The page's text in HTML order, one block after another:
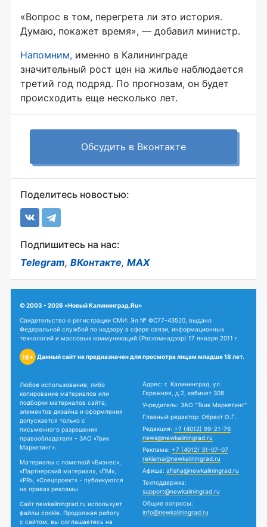
«Вопрос в том, перегрета ли это история.
Думаю, покажет время», — добавил министр.
Напомним, именно в Калининграде
значительный рост цен на жилье наблюдается
третий год подряд. По прогнозам, он будет
происходить еще несколько лет.
Обсудить в Вконтакте
Поделитесь новостью:
Подпишитесь на нас:
Telegram, ВКонтакте, MAX
© 2003 - 2026 «Новый Калининград.Ru»
Свидетельство о регистрации СМИ: Эл № ФС77-43520, выдано
Федеральной службой по надзору в сфере связи, информационных
технологий и массовых коммуникаций (Роскомнадзор) 17 января 2011 г.
18+ Данный сайт не предназначен для просмотра лицам младше 18 лет.
Любое использование, либо
копирование материалов или
подборки материалов сайта,
элементов дизайна и оформления
допускается только с
письменного разрешения
правообладателя - ЗАО «Твик
Маркетинг».
Материалы с пометкой «Бизнес»,
«Партнерский материал», «ПМ»,
«PR», «Спецпроект» - публикуются
на правах рекламы.
Сайт newkaliningrad.ru использует
файлы cookie. Продолжая работу
с сайтом, вы соглашаетесь на
Адрес: г. Калининград, ул.
Гаражная, д.2, кабинет 308
Учредитель: ЗАО "Твик Маркетинг"
Главный редактор: Обрехт О.Г.
Редакция: +7 (4012) 99-21-76
news@newkaliningrad.ru
Реклама: +7 (4012) 31-07-07
reklama@newkaliningrad.ru
Афиша: afisha@newkaliningrad.ru
Техподдержка:
support@newkaliningrad.ru
Общие вопросы:
info@newkaliningrad.ru